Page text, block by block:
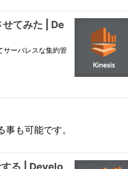
も可能です。